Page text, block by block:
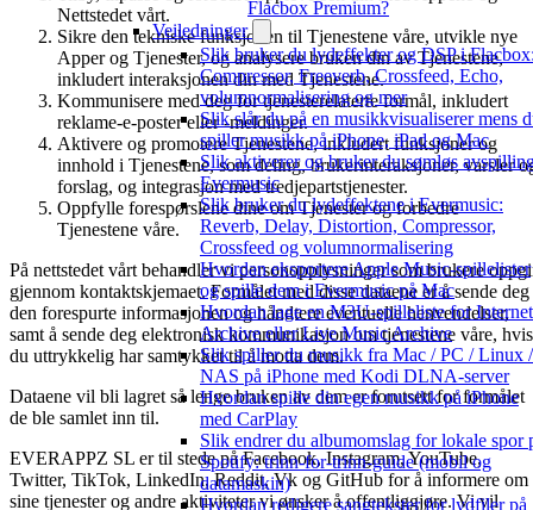
Flacbox Premium?
Veiledninger
Slik bruker du lydeffekter og DSP i
Compressor, Freeverb, Crossfeed, Echo,
volumnormalisering og mer
Slik slår du på en musikkvisualiserer mens
spiller musikk på iPhone, iPad og Mac
Slik aktiverer og bruker du sømløs
Evermusic
Slik bruker du lydeffektene i Evermusic:
Reverb, Delay, Distortion, Compressor,
Crossfeed og volumnormalisering
Hvordan eksportere Apple Music-spillelister
og spille dem i Evermusic på Mac
Hvordan lage en M3U-spilleliste for Internet
Archive eller Live Music Archive
Slik spiller du musikk fra Mac / PC / Linux /
NAS på iPhone med Kodi DLNA-server
Hvordan spille din egen musikk på iPhone
med CarPlay
Slik endrer du albumomslag for lokale spor
Spotify: trinn-for-trinn-guide (mobil og
datamaskin)
Hvordan redigere sangtekster for lydfiler på
Nettstedet vårt.
Sikre den tekniske funksjonen til Tjenestene våre, utvikle nye
Apper og Tjenester, og analysere bruken din av Tjenestene,
inkludert interaksjonen din med Tjenestene.
Kommunisere med deg for tjenesterelaterte formål, inkludert
reklame-e-poster eller -meldinger.
Aktivere og promotere Tjenestene, inkludert funksjoner og
innhold i Tjenestene, som deling, brukerinteraksjoner, varsler
forslag, og integrasjon med tredjepartstjenester.
Oppfylle forespørslene dine om Tjenester og forbedre
Tjenestene våre.
På nettstedet vårt behandler vi personopplysninger som brukere
gjennom kontaktskjemaet. Formålet med disse dataene er å sende deg
den forespurte informasjonen og håndtere eventuelle henvendelser,
samt å sende deg elektronisk kommunikasjon om tjenestene våre, hvis
du uttrykkelig har samtykket til å motta dem.
Dataene vil bli lagret så lenge bruken av dem er forutsett for formålet
de ble samlet inn til.
EVERAPPZ SL er til stede på Facebook, Instagram, YouTube,
Twitter, TikTok, LinkedIn, Reddit, Vk og GitHub for å informere om
sine tjenester og andre aktiviteter vi ønsker å offentliggjøre. Vi vil